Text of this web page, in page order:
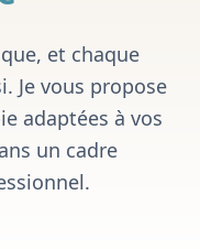
et chaque
Je vous propose
adaptées à vos
un cadre